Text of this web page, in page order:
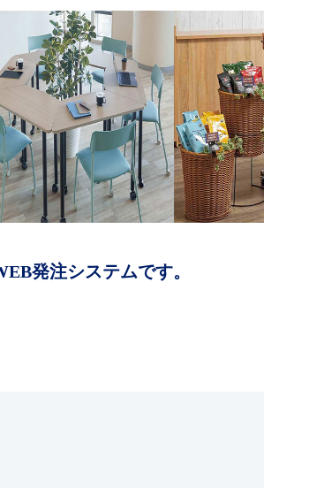
発注システムです。